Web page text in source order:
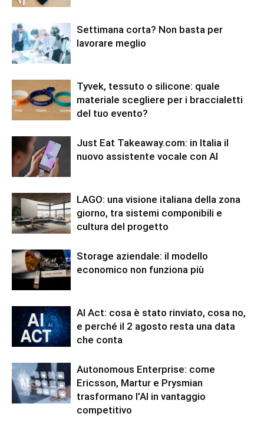
Settimana corta? Non basta per
lavorare meglio
Tyvek, tessuto o silicone: quale
materiale scegliere per i braccialetti
del tuo evento?
Just Eat Takeaway.com: in Italia il
nuovo assistente vocale con AI
LAGO: una visione italiana della zona
giorno, tra sistemi componibili e
cultura del progetto
Storage aziendale: il modello
economico non funziona più
AI Act: cosa è stato rinviato, cosa no,
e perché il 2 agosto resta una data
che conta
Autonomous Enterprise: come
Ericsson, Martur e Prysmian
trasformano l’AI in vantaggio
competitivo